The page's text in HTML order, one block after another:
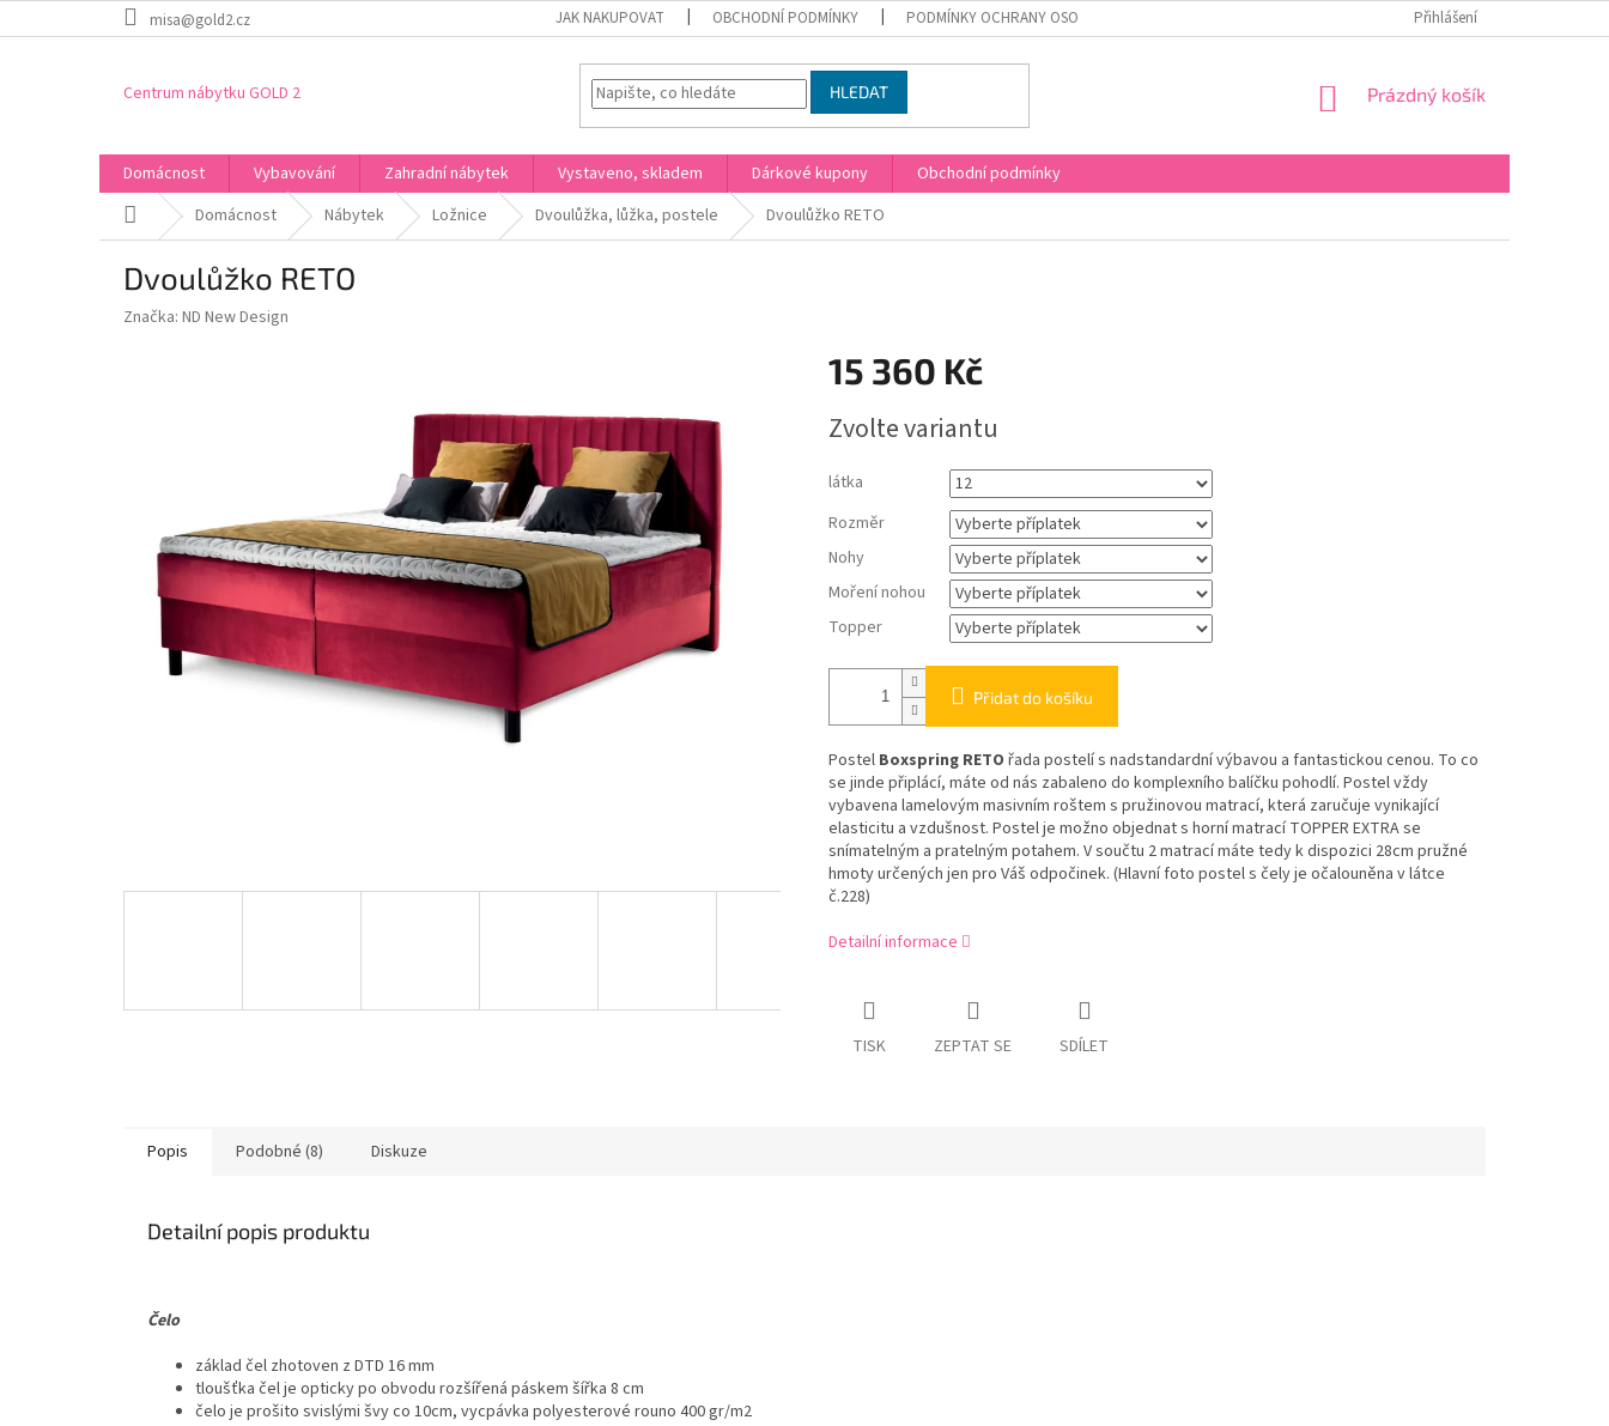
na
misa@gold2.cz JAK NAKUPOVAT OBCHODNÍ PODMÍNKY PODMÍNKY OCHRANY OSOBNÍCH ÚDAJŮ Přihlášení
Centrum nábytku GOLD 2 HLEDAT
NÁKUPNÍ
Prázdný košík
Domácnost Vybavování Zahradní nábytek Vystaveno, skladem Dárkové kupony
Obchodní podmínky
Domů Domácnost Nábytek Ložnice Dvoulůžka, lůžka, postele Dvoulůžko RETO
Dvoulůžko RETO
Značka: ND New Design
15 360 Kč
cena:
Zvolte variantu
látka
Rozměr
Nohy
Moření nohou
Topper
Přidat do košíku
Postel Boxspring RETO řada postelí s nadstandardní výbavou a fantastickou cenou. To co
se jinde připlácí, máte od nás zabaleno do komplexního balíčku pohodlí. Postel vždy
vybavena lamelovým masivním roštem s pružinovou matrací, která zaručuje vynikající
elasticitu a vzdušnost. Postel je možno objednat s horní matrací TOPPER EXTRA se
snímatelným a pratelným potahem. V součtu 2 matrací máte tedy k dispozici 28cm pružné
hmoty určených jen pro Váš odpočinek. (Hlavní foto postel s čely je očalouněna v látce
č.228)
Detailní informace
TISK ZEPTAT SE SDÍLET
Popis Podobné (8) Diskuze
Detailní popis produktu
Čelo
základ čel zhotoven z DTD 16 mm
tloušťka čel je opticky po obvodu rozšířená páskem šířka 8 cm
čelo je prošito svislými švy co 10cm, vycpávka polyesterové rouno 400 gr/m2